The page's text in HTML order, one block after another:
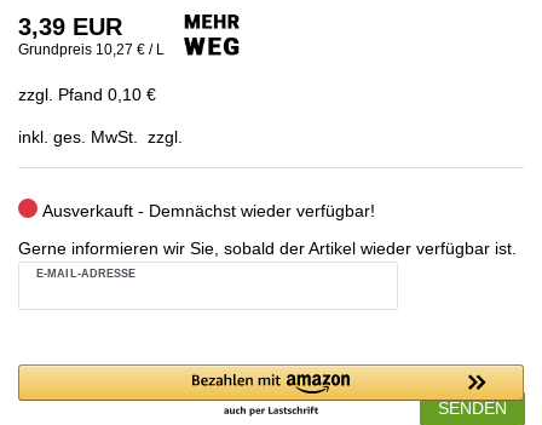
3,39 EUR
Grundpreis 10,27 € / L
zzgl. Pfand 0,10 €
inkl. ges. MwSt. zzgl.
Ausverkauft - Demnächst wieder verfügbar!
Gerne informieren wir Sie, sobald der Artikel wieder verfügbar ist.
E-MAIL-ADRESSE
SENDEN